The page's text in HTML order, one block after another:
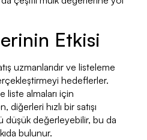
Etkisi
uzmanlarıdır ve listeleme
hedeflerler.
liste almaları için
hızlı bir satışı
düşük değerleyebilir, bu da
bulunur.